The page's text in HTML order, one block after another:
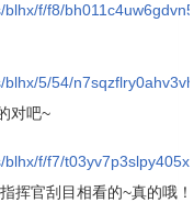
f/f8/
5/54/
对吧~
f/f7/
挥官刮目相看的~真的哦！